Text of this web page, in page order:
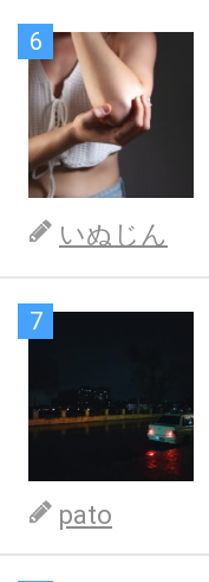
6
いぬじん
7
pato